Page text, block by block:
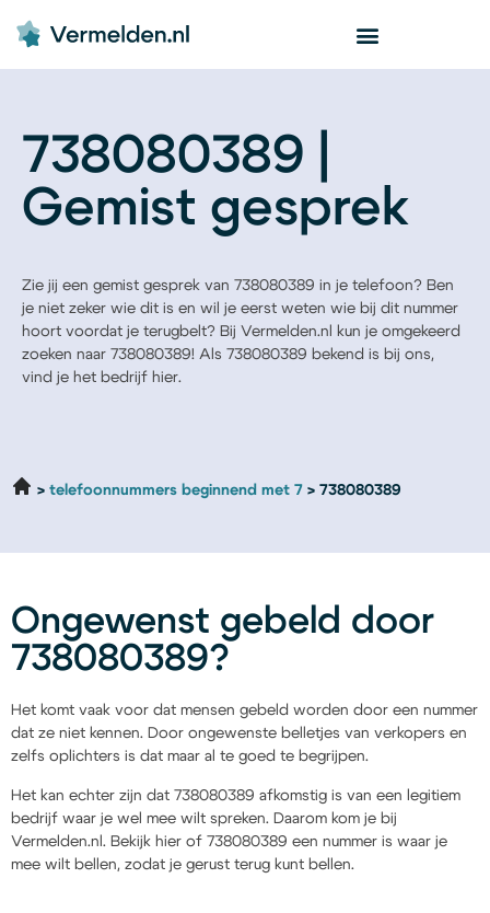
738080389 |
Gemist gesprek
Zie jij een gemist gesprek van 738080389 in je telefoon? Ben
je niet zeker wie dit is en wil je eerst weten wie bij dit nummer
hoort voordat je terugbelt? Bij Vermelden.nl kun je omgekeerd
zoeken naar 738080389! Als 738080389 bekend is bij ons,
vind je het bedrijf hier.
telefoonnummers beginnend met 7 738080389
Ongewenst gebeld door
738080389?
Het komt vaak voor dat mensen gebeld worden door een nummer
dat ze niet kennen. Door ongewenste belletjes van verkopers en
zelfs oplichters is dat maar al te goed te begrijpen.
Het kan echter zijn dat 738080389 afkomstig is van een legitiem
bedrijf waar je wel mee wilt spreken. Daarom kom je bij
Vermelden.nl. Bekijk hier of 738080389 een nummer is waar je
mee wilt bellen, zodat je gerust terug kunt bellen.